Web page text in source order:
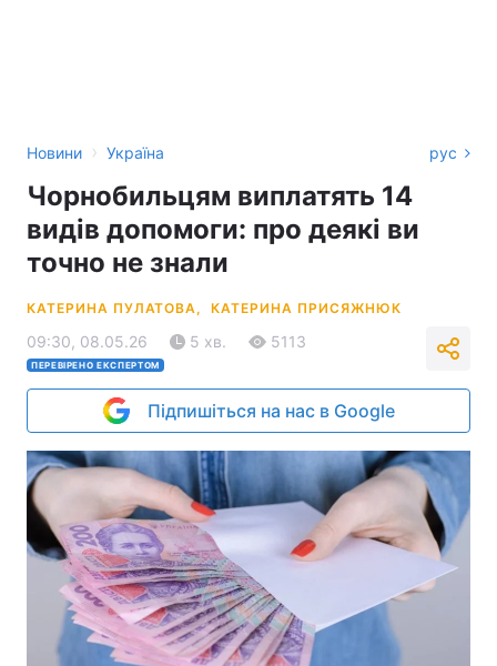
Новини › Україна рус
Чорнобильцям виплатять 14
видів допомоги: про деякі ви
точно не знали
КАТЕРИНА ПУЛАТОВА, КАТЕРИНА ПРИСЯЖНЮК
09:30, 08.05.26 5 хв. 5113
ПЕРЕВІРЕНО ЕКСПЕРТОМ
Підпишіться на нас в Google